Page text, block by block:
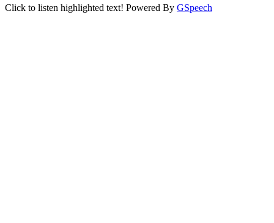
Click to listen highlighted text! Powered By GSpeech